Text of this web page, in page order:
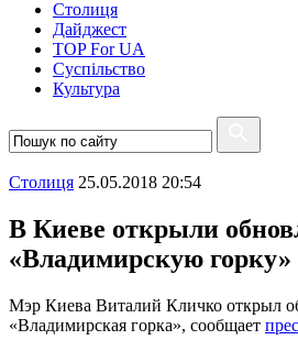
Столиця
Дайджест
TOP For UA
Суспiльство
Культура
Столиця 25.05.2018 20:54
В Киеве открыли
«Владимирскую горку»
Мэр Киева Виталий Кличко открыл
«Владимирская горка», сообщает